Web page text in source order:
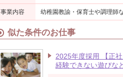
事業内容 幼稚園教諭・保育士や調理師
似た条件のお仕事
2025年度採用 【正
経験できない遊びな